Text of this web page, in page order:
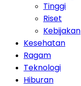
Tinggi
Riset
Kebijakan
Kesehatan
Ragam
Teknologi
Hiburan